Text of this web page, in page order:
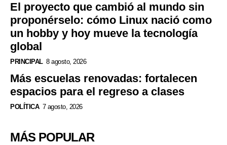
El proyecto que cambió al mundo sin
proponérselo: cómo Linux nació como
un hobby y hoy mueve la tecnología
global
PRINCIPAL 8 agosto, 2026
Más escuelas renovadas: fortalecen
espacios para el regreso a clases
POLÍTICA 7 agosto, 2026
MÁS POPULAR